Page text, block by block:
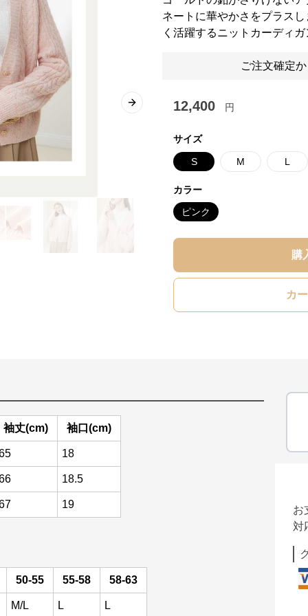
Next slide
ネートに華やかさをプラス
く活躍するニットカーディ
ご注文確定
12,400 円
サイズ
S M L
カラー
ピンク
購
カ
袖丈(cm) 袖口(cm)
18
18.5
19
50-55 55-58 58-63
M/L L L
お
対